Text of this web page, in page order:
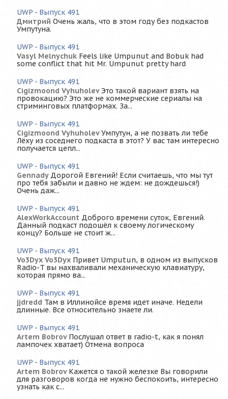
UWP - Выпуск 491
Дмитрий Очень жаль, что в этом году без подкастов
Умпутуна.
UWP - Выпуск 491
Vasyl Melnychuk Feels like Umpunut and Bobuk had
some conflict that hit Mr. Umpunut pretty hard
UWP - Выпуск 491
Cigizmoond Vyhuholev Это такой вариант взять на
провокацию? Это же не коммерческие сериалы на
стриминговых платформах. За...
UWP - Выпуск 491
Cigizmoond Vyhuholev Умпутун, а не позвать ли тебе
Лёху из соседнего подкаста в этот? У вас там интересно
получается цепл...
UWP - Выпуск 491
Gennady Дорогой Евгений! Если считаешь, что мы тут
про тебя забыли и давно не ждем: не дождешься!)
Очень даж...
UWP - Выпуск 491
AlexWorkAccount Доброго времени суток, Евгений.
Данный подкаст подошёл к своему логическому
концу? Больше не стоит ж...
UWP - Выпуск 491
Vo3Dyx Vo3Dyx Привет Umputun, в одном из выпусков
Radio-T вы нахваливали механическую клавиатуру,
которая прямо ва...
UWP - Выпуск 491
jjdredd Там в Иллинойсе время идет иначе. Недели
длинные. Все относительно знаете ли.
UWP - Выпуск 491
Artem Bobrov Послушал ответ в radio-t, как я понял
лампочек хватает) Отмена вопроса
UWP - Выпуск 491
Artem Bobrov Кажется о такой железке Вы говорили
для разговоров когда не нужно беспокоить, интересно
узнать как с...